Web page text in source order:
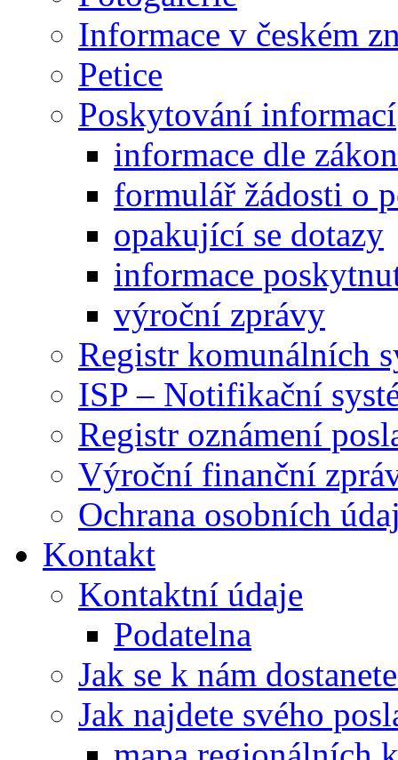
Informace v českém
Petice
Poskytování informací
informace dle
formulář žádosti o
opakující se dotazy
informace
výroční zprávy
Registr komunálních
ISP – Notifikační
Registr oznámení
Výroční finanční
Ochrana osobních
Kontakt
Kontaktní údaje
Podatelna
Jak se k nám
Jak najdete svého